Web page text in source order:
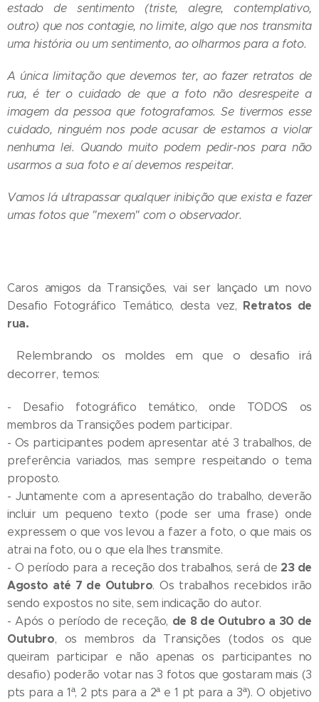
estado de sentimento (triste, alegre, contemplativo,
outro) que nos contagie, no limite, algo que nos transmita
uma história ou um sentimento, ao olharmos para a foto.
A única limitação que devemos ter, ao fazer retratos de
rua, é ter o cuidado de que a foto não desrespeite a
imagem da pessoa que fotografamos. Se tivermos esse
cuidado, ninguém nos pode acusar de estamos a violar
nenhuma lei. Quando muito podem pedir-nos para não
usarmos a sua foto e aí devemos respeitar.
Vamos lá ultrapassar qualquer inibição que exista e fazer
umas fotos que "mexem" com o observador.
Caros amigos da Transições, vai ser lançado um novo
Desafio Fotográfico Temático, desta vez, Retratos de
rua.
Relembrando os moldes em que o desafio irá
decorrer, temos:
- Desafio fotográfico temático, onde TODOS os
membros da Transições podem participar.
- Os participantes podem apresentar até 3 trabalhos, de
preferência variados, mas sempre respeitando o tema
proposto.
- Juntamente com a apresentação do trabalho, deverão
incluir um pequeno texto (pode ser uma frase) onde
expressem o que vos levou a fazer a foto, o que mais os
atrai na foto, ou o que ela lhes transmite.
- O período para a receção dos trabalhos, será de 23 de
Agosto até 7 de Outubro. Os trabalhos recebidos irão
sendo expostos no site, sem indicação do autor.
- Após o período de receção, de 8 de Outubro a 30 de
Outubro, os membros da Transições (todos os que
queiram participar e não apenas os participantes no
desafio) poderão votar nas 3 fotos que gostaram mais (3
pts para a 1ª, 2 pts para a 2ª e 1 pt para a 3ª). O objetivo